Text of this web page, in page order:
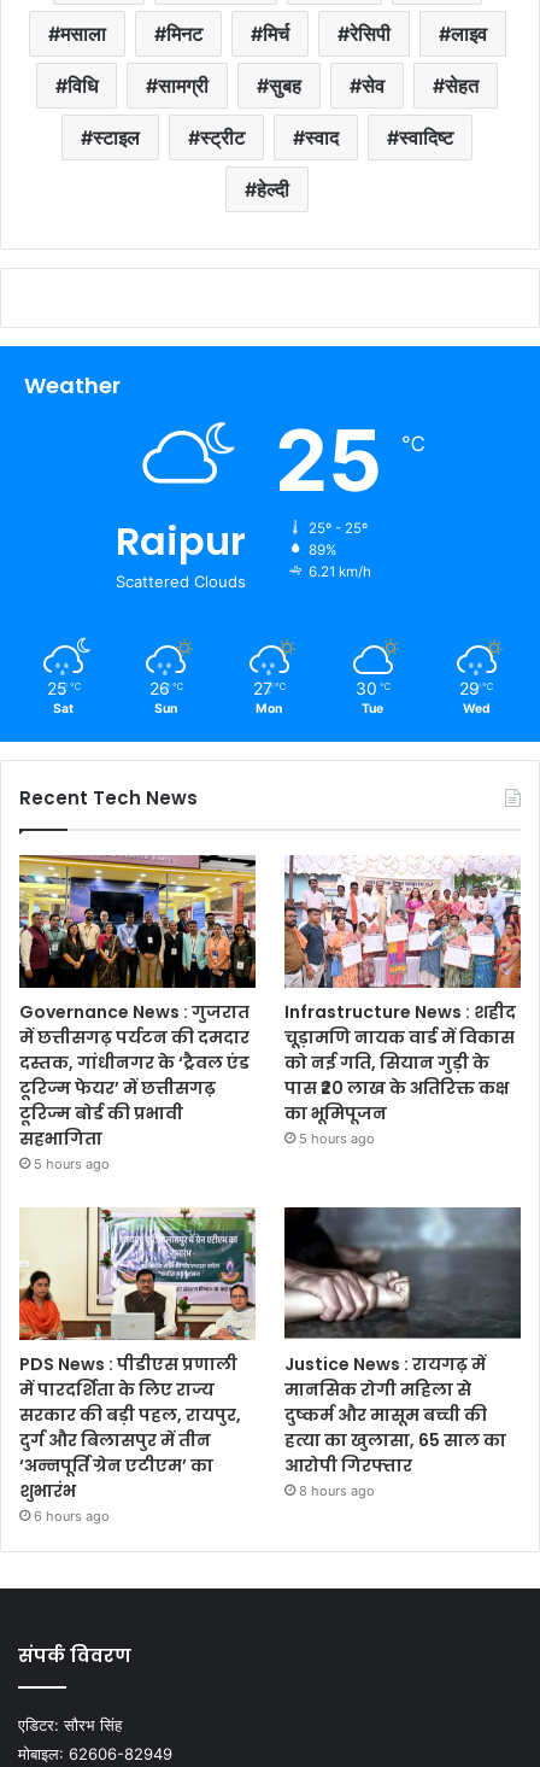
मसाला मिनट मिर्च रेसिपी लाइव
विधि सामग्री सुबह सेव सेहत
स्टाइल स्ट्रीट स्वाद स्वादिष्ट
हेल्दी
Weather
Raipur
Scattered Clouds
25 ℃
25º - 25º
89%
6.21 km/h
25 ℃
Sat
26 ℃
Sun
27 ℃
Mon
30 ℃
Tue
29 ℃
Wed
Recent Tech News
Governance News : गुजरात
में छत्तीसगढ़ पर्यटन की दमदार
दस्तक, गांधीनगर के ‘ट्रैवल एंड
टूरिज्म फेयर’ में छत्तीसगढ़
टूरिज्म बोर्ड की प्रभावी
सहभागिता
5 hours ago
Infrastructure News : शहीद
चूड़ामणि नायक वार्ड में विकास
को नई गति, सियान गुड़ी के
पास ₹20 लाख के अतिरिक्त कक्ष
का भूमिपूजन
5 hours ago
PDS News : पीडीएस प्रणाली
में पारदर्शिता के लिए राज्य
सरकार की बड़ी पहल, रायपुर,
दुर्ग और बिलासपुर में तीन
‘अन्नपूर्ति ग्रेन एटीएम’ का
शुभारंभ
6 hours ago
Justice News : रायगढ़ में
मानसिक रोगी महिला से
दुष्कर्म और मासूम बच्ची की
हत्या का खुलासा, 65 साल का
आरोपी गिरफ्तार
8 hours ago
संपर्क विवरण
एडिटर:सौरभ सिंह
मोबाइल: 62606-82949